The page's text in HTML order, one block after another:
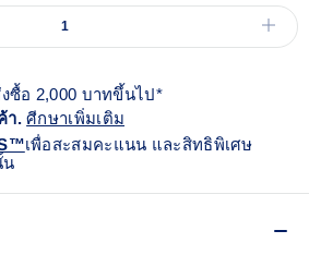
ซื้อ 2,000 บาทขึ้นไป*
า.ศีกษาเพิ่มเติม
เพื่อสะสมคะแนน และสิทธิพิเศษ
น